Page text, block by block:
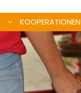
KOOPERATIONEN